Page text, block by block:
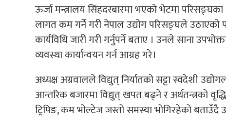
ऊर्जा मन्त्रालय सिंहदरबारमा भएको भेटमा
लागत कम गर्ने गरी नेपाल उद्योग परिसङ्घले उठाएको
कार्यविधि जारी गरी गर्नुपर्ने बताए । उनले साना
व्यवस्था कार्यान्वयन गर्न आग्रह गरे।
अध्यक्ष अग्रवालले विद्युत् निर्यातको सट्टा स्वदेशी
आन्तरिक बजारमा विद्युत् खपत बढ्ने र अर्थतन्त्रको
ट्रिपिङ, कम भोल्टेज जस्तो समस्या भोगिरहेको बताउँदै